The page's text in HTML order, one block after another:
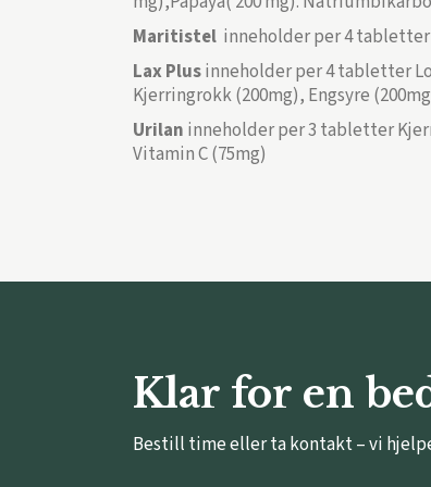
Maritistel inneholder per 4 tabletter
Lax Plusinneholder per 4 tabletter
Kjerringrokk (200mg), Engsyre
Urilan inneholder per 3 tabletter
Vitamin C (75mg)
Klar for en
Bestill time eller ta kontakt – vi